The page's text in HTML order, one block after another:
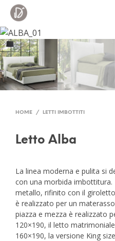
HOME / LETTI IMBOTTITI
Letto Alba
La linea moderna e pulita si
con una morbida
metallo, rifinito con il
è realizzato per un
piazza e mezza è realizzato
120×190, il letto
160×190, la versione King